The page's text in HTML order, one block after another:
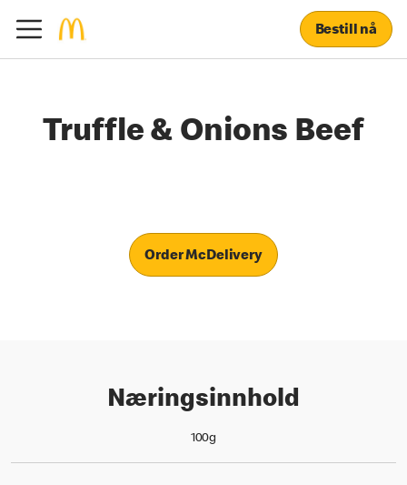
Bestill nå
Truffle & Onions Beef
Order McDelivery
Næringsinnhold
100g